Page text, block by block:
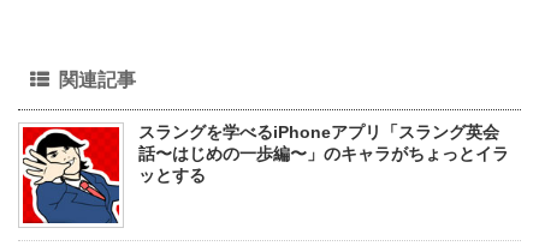
関連記事
スラングを学べるiPhoneアプリ「スラング英会
話〜はじめの一歩編〜」のキャラがちょっとイラ
ッとする